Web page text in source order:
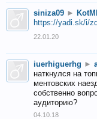
siniza09 ►
https://yadi.sk/i/
22.01.20
iuerhiguerhg ►
наткнулся на
ментовских
собственно
аудиторию?
04.10.18